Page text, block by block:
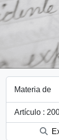
Materia de
Artículo :